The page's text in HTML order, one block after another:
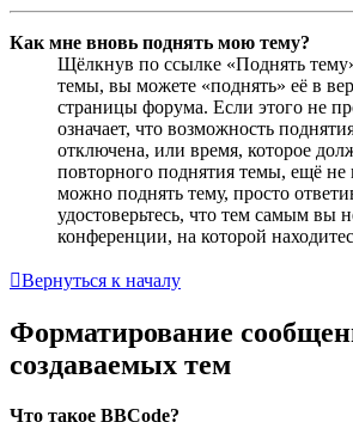
Как мне вновь поднять мою тему?
Щёлкнув по ссылке «Поднять
темы, вы можете «поднять» её в
страницы форума. Если этого не
означает, что возможность
отключена, или время, которое
повторного поднятия темы, ещё
можно поднять тему, просто
удостоверьтесь, что тем самым вы
конференции, на которой
Вернуться к началу
Форматирование
создаваемых тем
Что такое BBCode?